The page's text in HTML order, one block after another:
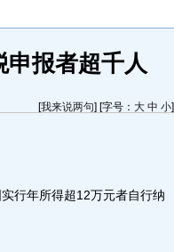
申报者超千人
[我来说两句] [字号： 大 中 小]
行年所得超12万元者自行纳